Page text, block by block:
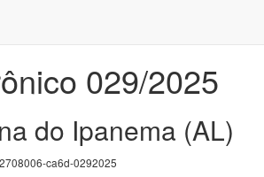
029/2025
do Ipanema (AL)
ca6d-0292025